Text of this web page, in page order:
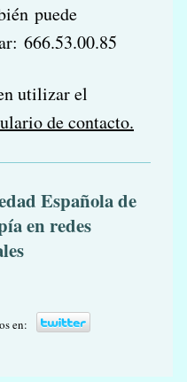
puede
666.53.00.85
utilizar el
de contacto.
Española de
en redes
en: